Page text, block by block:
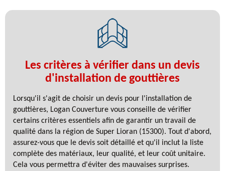
Les critères à vérifier dans un devis
d'installation de gouttières
Lorsqu'il s'agit de choisir un devis pour l'installation de
gouttières, Logan Couverture vous conseille de vérifier
certains critères essentiels afin de garantir un travail de
qualité dans la région de Super Lioran (15300). Tout d'abord,
assurez-vous que le devis soit détaillé et qu'il inclut la liste
complète des matériaux, leur qualité, et leur coût unitaire.
Cela vous permettra d'éviter des mauvaises surprises.